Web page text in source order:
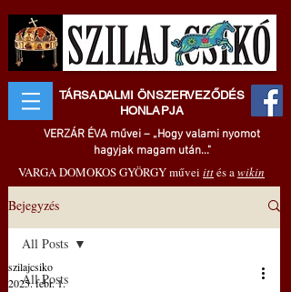
TÁRSADALMI ÖNSZERVEZŐDÉS
HONLAPJA
VERZÁR ÉVA művei – „Hogy valami nyomot
hagyjak magam után..."
VARGA DOMOKOS GYÖRGY művei ittés awikin
Bejegyzés
All Posts
All Posts
szilajcsiko
2025. febr. 1.